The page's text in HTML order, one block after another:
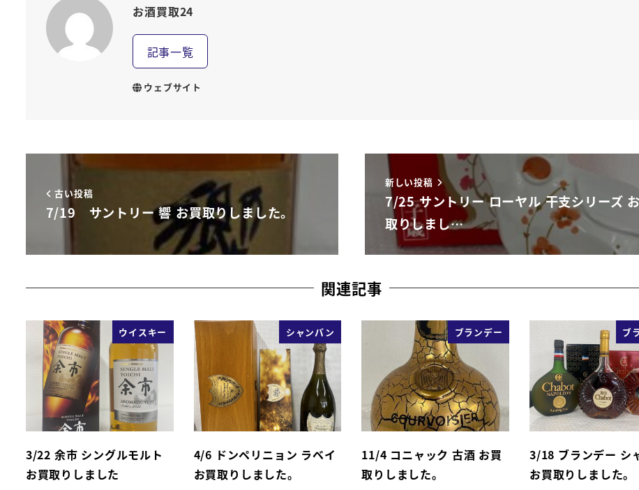
お酒買取24
記事一覧
ウェブサイト
古い投稿
7/19 サントリー 響 お買取りしました。
新しい投稿
7/25 サントリー ローヤル 干支シリーズ
取りしまし…
関連記事
ウイスキー
3/22 余市 シングルモルト
お買取りしました
シャンパン
4/6 ドンペリニョン ラベイ
お買取りしました。
ブランデー
11/4 コニャック 古酒 お買
取りしました。
ブ
3/18 ブランデー シ
お買取りしました。